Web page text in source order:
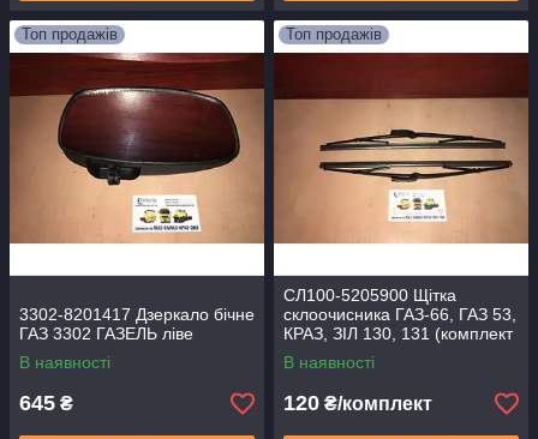
Топ продажів
3302-8201417 Дзеркало бічне
ГАЗ 3302 ГАЗЕЛЬ ліве
В наявності
645 ₴
Топ продажів
СЛ100-5205900 Щітка
склоочисника ГАЗ-66, ГАЗ 53,
КРАЗ, ЗІЛ 130, 131 (комплект
2 штук)
В наявності
120 ₴/комплект